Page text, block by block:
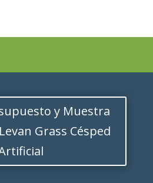
y Muestra
Grass Césped